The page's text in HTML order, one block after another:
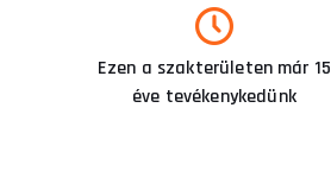
Ezen a szakterületen már 15
éve tevékenykedünk